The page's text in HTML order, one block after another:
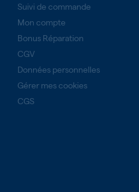
Suivi de commande
Mon compte
Bonus Réparation
CGV
Données personnelles
Gérer mes cookies
CGS